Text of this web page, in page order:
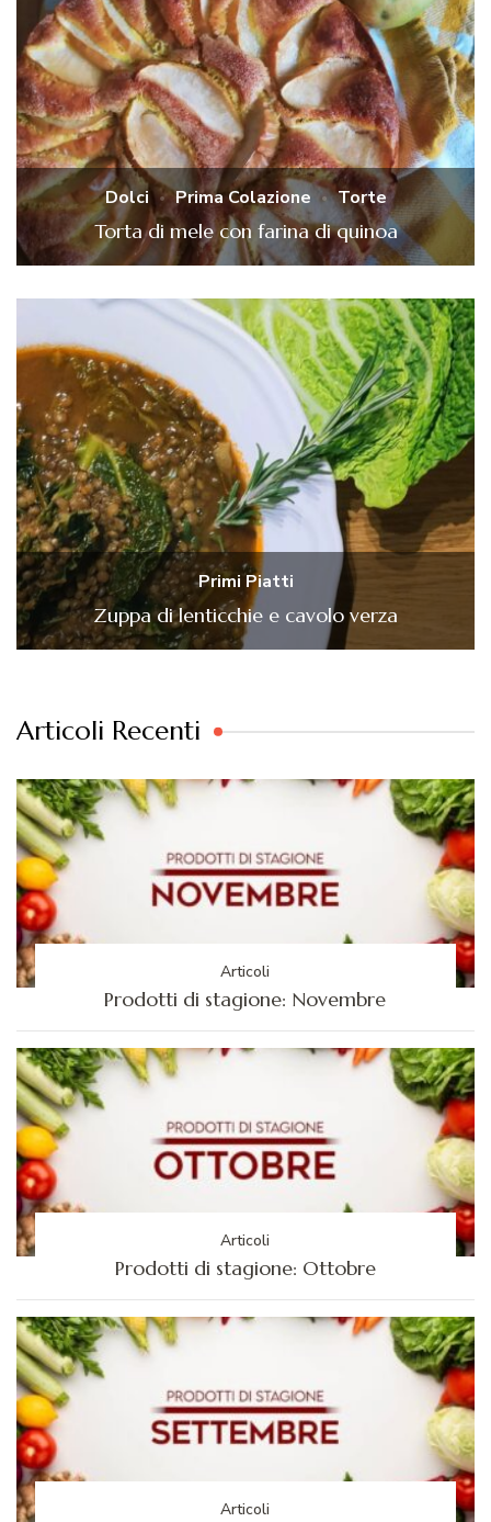
Dolci Prima Colazione Torte
Torta di mele con farina di quinoa
Primi Piatti
Zuppa di lenticchie e cavolo verza
Articoli Recenti
Articoli
Prodotti di stagione: Novembre
Articoli
Prodotti di stagione: Ottobre
Articoli